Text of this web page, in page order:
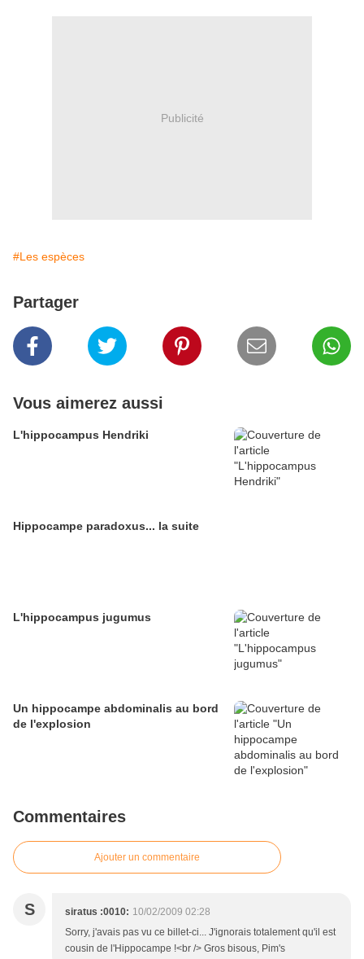
Publicité
#Les espèces
Partager
Vous aimerez aussi
L'hippocampus Hendriki
Hippocampe paradoxus... la suite
L'hippocampus jugumus
Un hippocampe abdominalis au bord
de l'explosion
Commentaires
Ajouter un commentaire
S siratus :0010: 10/02/2009 02:28
Sorry, j'avais pas vu ce billet-ci... J'ignorais totalement qu'il est
cousin de l'Hippocampe !<br /> Gros bisous, Pim's